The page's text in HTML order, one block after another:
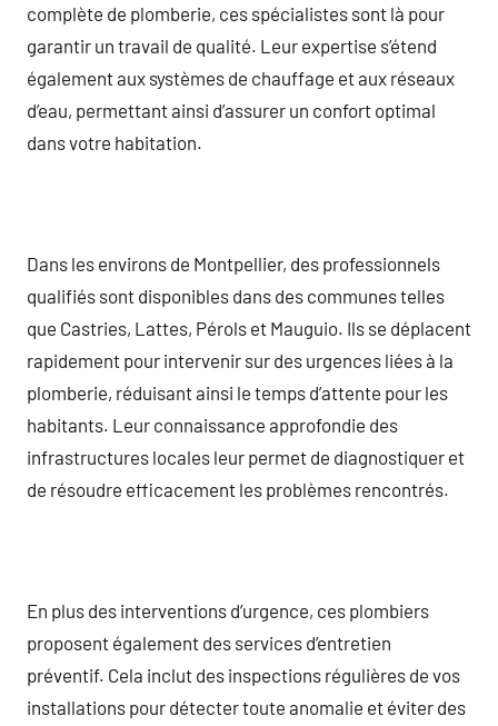
complète de plomberie, ces spécialistes sont là pour
garantir un travail de qualité. Leur expertise s’étend
également aux systèmes de chauffage et aux réseaux
d’eau, permettant ainsi d’assurer un confort optimal
dans votre habitation.
Dans les environs de Montpellier, des professionnels
qualifiés sont disponibles dans des communes telles
que Castries, Lattes, Pérols et Mauguio. Ils se déplacent
rapidement pour intervenir sur des urgences liées à la
plomberie, réduisant ainsi le temps d’attente pour les
habitants. Leur connaissance approfondie des
infrastructures locales leur permet de diagnostiquer et
de résoudre efficacement les problèmes rencontrés.
En plus des interventions d’urgence, ces plombiers
proposent également des services d’entretien
préventif. Cela inclut des inspections régulières de vos
installations pour détecter toute anomalie et éviter des